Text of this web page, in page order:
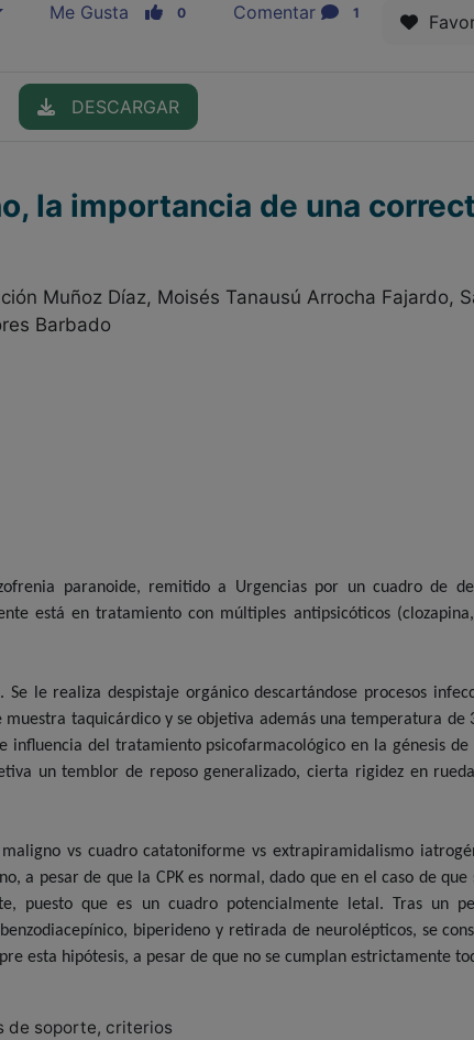
Me Gusta 0 Comentar 1
DESCARGAR
la importancia de una
Muñoz Díaz, Moisés Tanausú Arrocha Fajardo,
Barbado
paranoide, remitido a Urgencias por un cuadro de
está en tratamiento con múltiples antipsicóticos
le realiza despistaje orgánico descartándose procesos
taquicárdico y se objetiva además una temperatura de
influencia del tratamiento psicofarmacológico en la génesis
un temblor de reposo generalizado, cierta rigidez en
vs cuadro catatoniforme vs extrapiramidalismo
a pesar de que la CPK es normal, dado que en el caso de que
puesto que es un cuadro potencialmente letal. Tras un
biperideno y retirada de neurolépticos, se
esta hipótesis, a pesar de que no se cumplan estrictamente
de soporte, criterios